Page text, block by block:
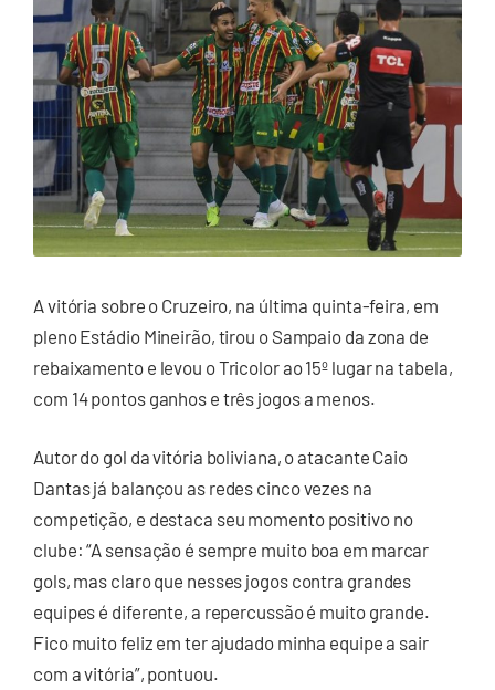
A vitória sobre o Cruzeiro, na última quinta-feira, em
pleno Estádio Mineirão, tirou o Sampaio da zona de
rebaixamento e levou o Tricolor ao 15º lugar na tabela,
com 14 pontos ganhos e três jogos a menos.
Autor do gol da vitória boliviana, o atacante Caio
Dantas já balançou as redes cinco vezes na
competição, e destaca seu momento positivo no
clube: “A sensação é sempre muito boa em marcar
gols, mas claro que nesses jogos contra grandes
equipes é diferente, a repercussão é muito grande.
Fico muito feliz em ter ajudado minha equipe a sair
com a vitória”, pontuou.